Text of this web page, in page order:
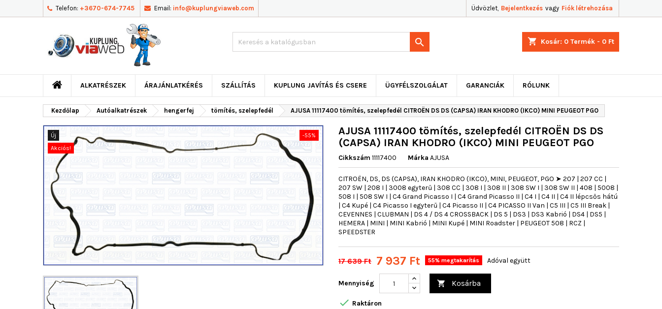
Telefon: +3670-674-7745 Email: info@kuplungviaweb.com Üdvözlet, Bejelentkezés vagy Fiók létrehozása
shopping_cart Kosár: 0 Termék - 0 Ft

ALKATRÉSZEK ÁRAJÁNLATKÉRÉS SZÁLLÍTÁS KUPLUNG JAVÍTÁS ÉS CSERE ÜGYFÉLSZOLGÁLAT GARANCIÁK RÓLUNK
Kezdőlap Autóalkatrészek hengerfej tömítés, szelepfedél AJUSA 11117400 tömítés, szelepfedél CITROËN DS DS (CAPSA) IRAN KHODRO (IKCO) MINI PEUGEOT PGO
Új
-55%
Akciós!
AJUSA 11117400 tömítés, szelepfedél CITROËN DS DS
(CAPSA) IRAN KHODRO (IKCO) MINI PEUGEOT PGO
Cikkszám 11117400 Márka AJUSA
CITROËN, DS, DS (CAPSA), IRAN KHODRO (IKCO), MINI, PEUGEOT, PGO ➤ 207 | 207 CC |
207 SW | 208 I | 3008 egyterű | 308 CC | 308 I | 308 II | 308 SW I | 308 SW II | 408 | 5008 |
508 I | 508 SW I | C4 Grand Picasso I | C4 Grand Picasso II | C4 I | C4 II | C4 II lépcsős hátú
| C4 Kupé | C4 Picasso I egyterű | C4 Picasso II | C4 PICASSO II Van | C5 III | C5 III Break |
CEVENNES | CLUBMAN | DS 4 / DS 4 CROSSBACK | DS 5 | DS3 | DS3 Kabrió | DS4 | DS5 |
HEMERA | MINI | MINI Kabrió | MINI Kupé | MINI Roadster | PEUGEOT 508 | RCZ |
SPEEDSTER
17 639 Ft 7 937 Ft 55% megtakarítás Adóval együtt
Mennyiség  Kosárba
 Raktáron